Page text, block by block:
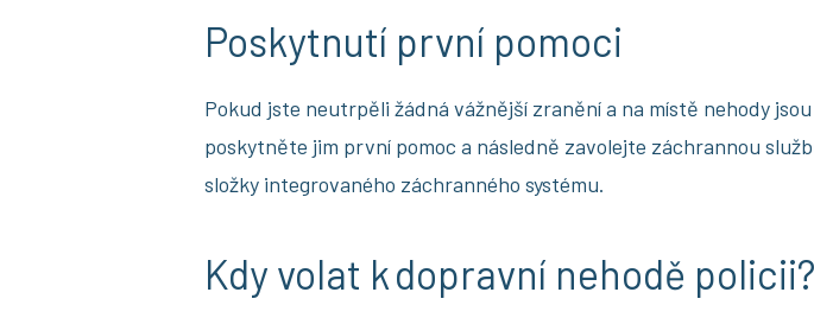
Poskytnutí první pomoci
Pokud jste neutrpěli žádná vážnější zranění a na místě nehody
poskytněte jim první pomoc a následně zavolejte záchrannou
složky integrovaného záchranného systému.
Kdy volat k dopravní nehodě policii?